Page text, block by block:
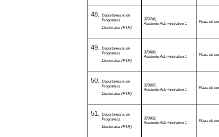
Departamento de
Programas
Electorales (PTR)
370746,
Asistente Administrativo 1
Plaza de
Departamento de
Programas
Electorales (PTR)
370886,
Asistente Administrativo 1
Plaza de
Departamento de
Programas
Electorales (PTR)
370897,
Asistente Administrativo 1
Plaza de
Departamento de
Programas
Electorales (PTR)
370902,
Asistente Administrativo 1
Plaza de